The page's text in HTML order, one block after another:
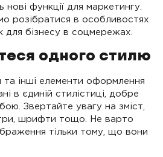
функції для маркетингу.
розібратися в особливостях
для бізнесу в соцмережах.
одного стилю
та інші елементи оформлення
в єдиній стилістиці, добре
Звертайте увагу на зміст,
шрифти тощо. Не варто
тільки тому, що вони